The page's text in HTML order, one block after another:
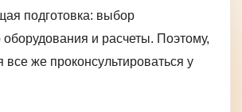
подготовка: выбор
оборудования и расчеты. Поэтому,
все же проконсультироваться у